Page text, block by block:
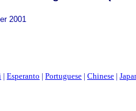
2001
| Esperanto | Portuguese | Chinese |